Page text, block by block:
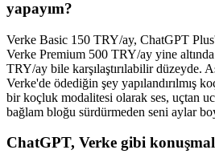
yapayım?
Verke Basic 150 TRY/ay, ChatGPT
Verke Premium 500 TRY/ay yine
TRY/ay bile karşılaştırılabilir düzeyde.
Verke'de ödediğin şey yapılandırılmış
bir koçluk modalitesi olarak ses, uçtan
bağlam bloğu sürdürmeden seni aylar
ChatGPT, Verke gibi